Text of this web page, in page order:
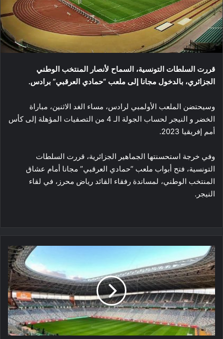
قررت السلطات التونسية، السماح لأنصار المنتخب الوطني
الجزائري، بالدخول مجانا إلى ملعب “حمادي العرقبي” برادس.
وسيحتضن الملعب الأولمبي لرادس، مساء الغد الاثنين، مباراة
الخضر و النيجر لحساب الجولة الـ 4 من التصفيات المؤهلة إلى كأس
أمم إفريقيا 2023.
وفي خرجة استحسنتها الجماهير الجزائرية، قررت السلطات
التونسية، فتح أبواب ملعب “حمادي العرقبي” مجانا أمام عشاق
المنتخب الوطني، لمساندة رفقاء القائد رياض محرز، في لقاء
النيجر.
زيارة
هامة
لوفد
من
الكاف
لتفقد
تحضيرات
الجزائر
لاحتضان